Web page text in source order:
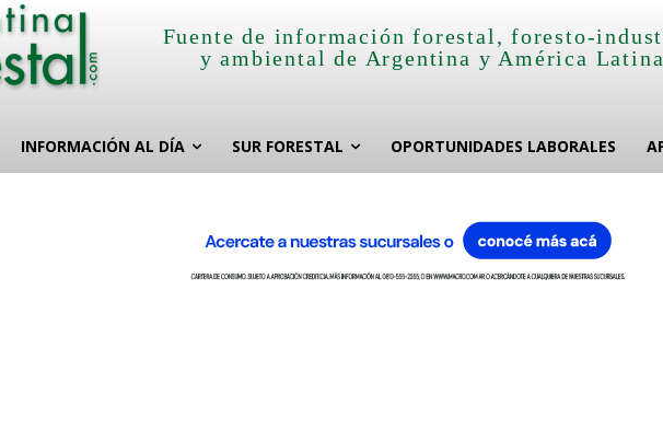
Fuente de información forestal, foresto-
y ambiental de Argentina y América
INFORMACIÓN AL DÍA SUR FORESTAL OPORTUNIDADES LABORALES